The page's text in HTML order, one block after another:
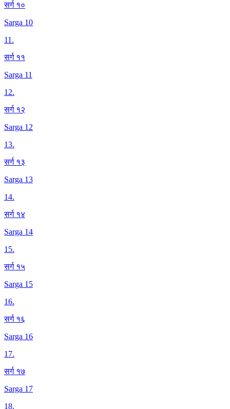
सर्ग १०
Sarga 10
11.
सर्ग ११
Sarga 11
12.
सर्ग १२
Sarga 12
13.
सर्ग १३
Sarga 13
14.
सर्ग १४
Sarga 14
15.
सर्ग १५
Sarga 15
16.
सर्ग १६
Sarga 16
17.
सर्ग १७
Sarga 17
18.